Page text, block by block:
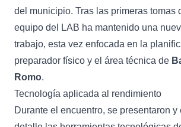
del municipio. Tras las primeras tomas
equipo del LAB ha mantenido una
trabajo, esta vez enfocada en la
preparador físico y el área técnica de
Romo.
Tecnología aplicada al rendimiento
Durante el encuentro, se presentaron y